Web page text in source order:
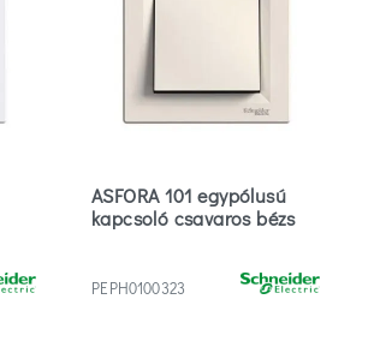
ASFORA 101 egypólusú
kapcsoló csavaros bézs
PEPH0100323